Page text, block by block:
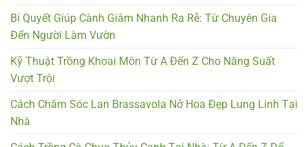
Bí Quyết Giúp Cành Giâm Nhanh Ra Rễ: Từ Chuyên Gia
Đến Người Làm Vườn
Kỹ Thuật Trồng Khoai Môn Từ A Đến Z Cho Năng Suất
Vượt Trội
Cách Chăm Sóc Lan Brassavola Nở Hoa Đẹp Lung Linh Tại
Nhà